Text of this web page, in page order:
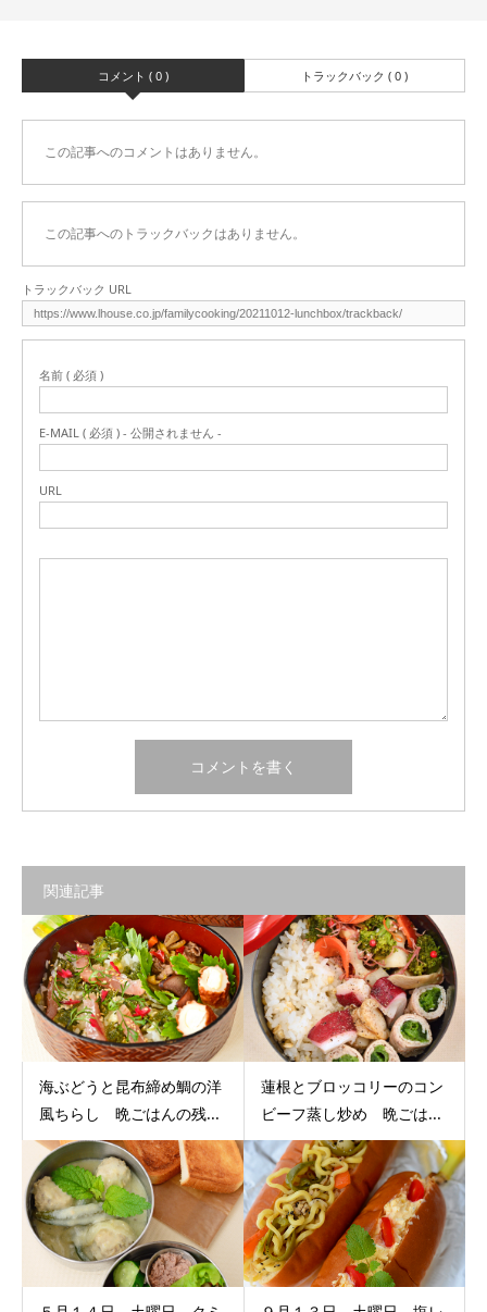
コメント ( 0 ) トラックバック ( 0 )
この記事へのコメントはありません。
この記事へのトラックバックはありません。
トラックバック URL
名前 ( 必須 )
E-MAIL ( 必須 ) - 公開されません -
URL
関連記事
海ぶどうと昆布締め鯛の洋
風ちらし 晩ごはんの残...
蓮根とブロッコリーのコン
ビーフ蒸し炒め 晩ごは...